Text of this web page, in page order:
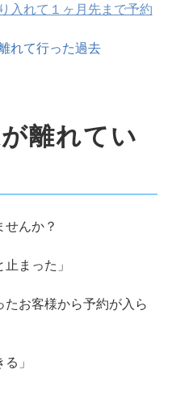
入れて１ヶ月先まで予約
れて行った過去
離れてい
んか？
まった」
たお客様から予約が入ら
」